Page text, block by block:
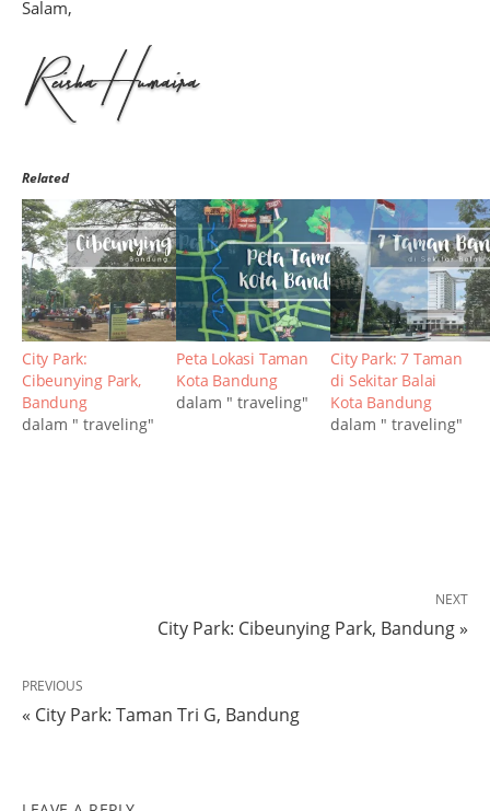
Salam,
Related
City Park:
Cibeunying Park,
Bandung
dalam " traveling"
Peta Lokasi Taman
Kota Bandung
dalam " traveling"
City Park: 7 Taman
di Sekitar Balai
Kota Bandung
dalam " traveling"
NEXT
City Park: Cibeunying Park, Bandung »
PREVIOUS
« City Park: Taman Tri G, Bandung